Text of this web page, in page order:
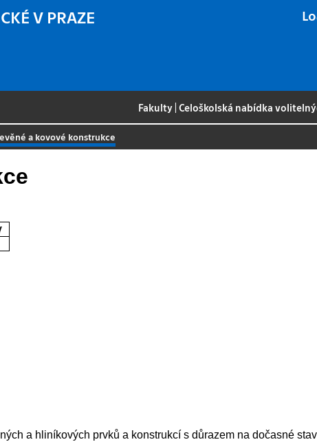
V PRAZE
Fakulty |Celoškolská nabídka
a kovové konstrukce
a hliníkových prvků a konstrukcí s důrazem na dočasné